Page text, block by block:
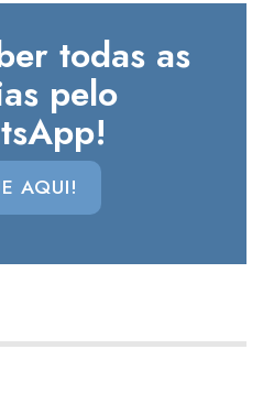
todas as
pelo
AQUI!